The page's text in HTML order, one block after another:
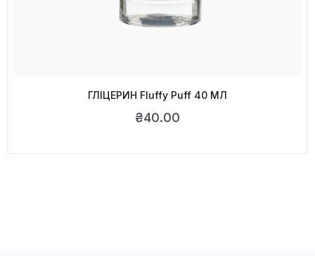
ГЛІЦЕРИН Fluffy Puff 40 МЛ
₴40.00